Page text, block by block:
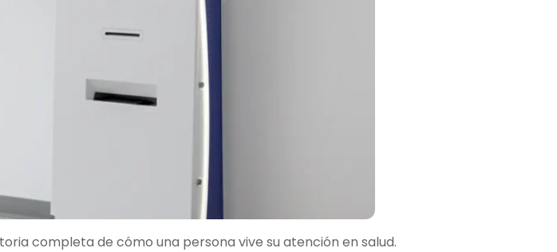
completa de cómo una persona vive su atención en salud.